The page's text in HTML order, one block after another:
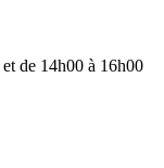
et de 14h00 à 16h00